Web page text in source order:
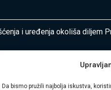
Da bismo pružili najbolja iskustva,
i uređenja okoliša diljem